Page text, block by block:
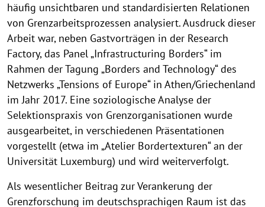
häufig unsichtbaren und standardisierten Relationen
von Grenzarbeitsprozessen analysiert. Ausdruck dieser
Arbeit war, neben Gastvorträgen in der Research
Factory, das Panel „Infrastructuring Borders“ im
Rahmen der Tagung „Borders and Technology“ des
Netzwerks „Tensions of Europe“ in Athen/Griechenland
im Jahr 2017. Eine soziologische Analyse der
Selektionspraxis von Grenzorganisationen wurde
ausgearbeitet, in verschiedenen Präsentationen
vorgestellt (etwa im „Atelier Bordertexturen“ an der
Universität Luxemburg) und wird weiterverfolgt.
Als wesentlicher Beitrag zur Verankerung der
Grenzforschung im deutschsprachigen Raum ist das